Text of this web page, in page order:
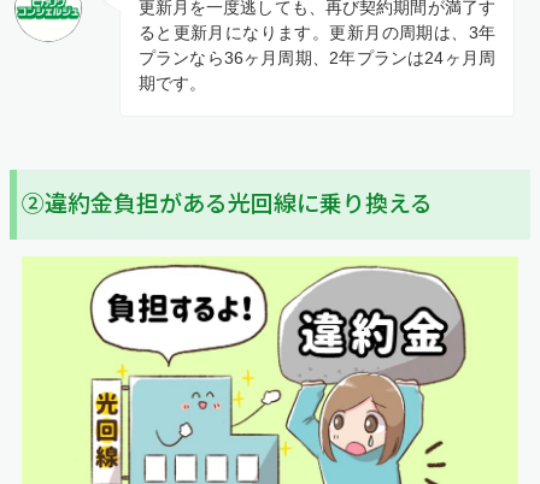
更新月を一度逃しても、再び契約期間が満了す
ると更新月になります。更新月の周期は、3年
プランなら36ヶ月周期、2年プランは24ヶ月周
期です。
②違約金負担がある光回線に乗り換える